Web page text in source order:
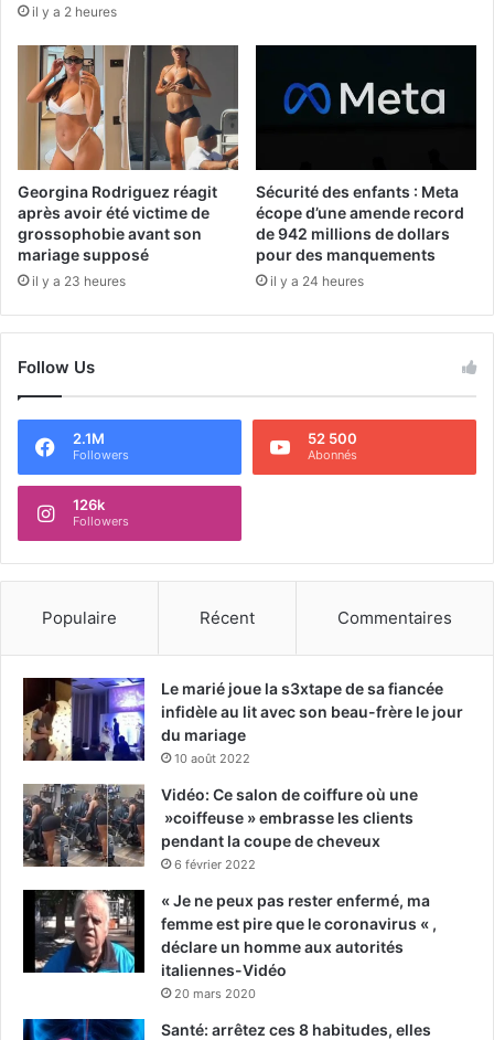
il y a 2 heures
Georgina Rodriguez réagit
après avoir été victime de
grossophobie avant son
mariage supposé
il y a 23 heures
Sécurité des enfants : Meta
écope d’une amende record
de 942 millions de dollars
pour des manquements
il y a 24 heures
Follow Us
2.1M
Followers
52 500
Abonnés
126k
Followers
Populaire Récent Commentaires
Le marié joue la s3xtape de sa fiancée
infidèle au lit avec son beau-frère le jour
du mariage
10 août 2022
Vidéo: Ce salon de coiffure où une
»coiffeuse » embrasse les clients
pendant la coupe de cheveux
6 février 2022
« Je ne peux pas rester enfermé, ma
femme est pire que le coronavirus « ,
déclare un homme aux autorités
italiennes-Vidéo
20 mars 2020
Santé: arrêtez ces 8 habitudes, elles